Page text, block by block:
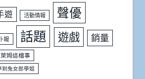
遊 活動情報 聲優
報 話題 遊戲 銷量
姆這檔事
兔女郎學姐